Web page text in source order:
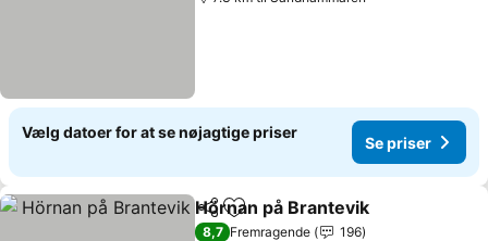
Vælg datoer for at se nøjagtige priser
Se priser
Del Føj til favoritter
Hörnan på Brantevik
8,7 Fremragende
196